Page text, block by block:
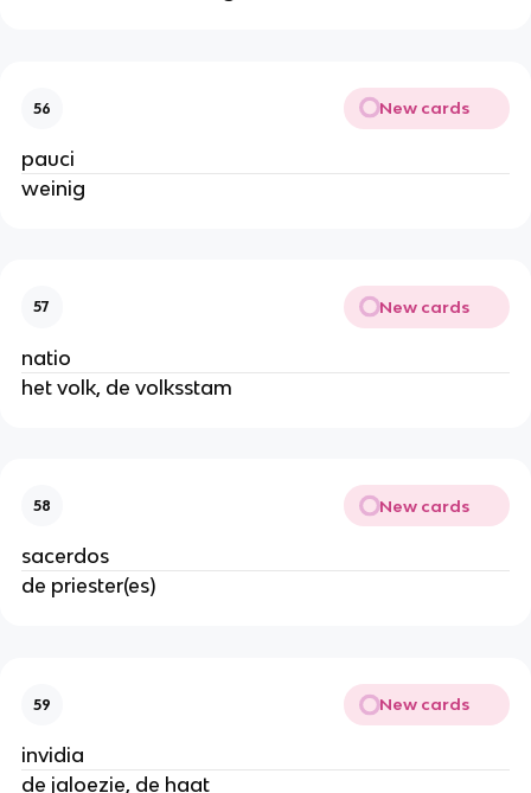
56 New cards
pauci
weinig
57 New cards
natio
het volk, de volksstam
58 New cards
sacerdos
de priester(es)
59 New cards
invidia
de jaloezie, de haat